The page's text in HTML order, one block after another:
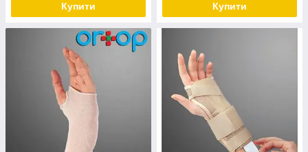
Купити Купити